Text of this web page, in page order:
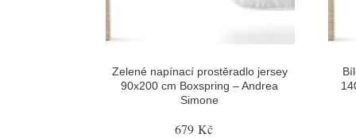
Zelené napínací prostěradlo jersey
90x200 cm Boxspring – Andrea
Simone
679 Kč